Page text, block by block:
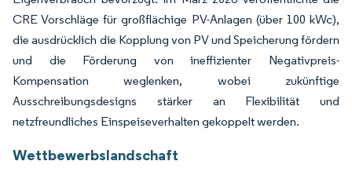
CRE Vorschläge für großflächige PV-Anlagen (über 100 kWc),
die ausdrücklich die Kopplung von PV und Speicherung fördern
und die Förderung von ineffizienter Negativpreis-
Kompensation weglenken, wobei zukünftige
Ausschreibungsdesigns stärker an Flexibilität und
netzfreundliches Einspeiseverhalten gekoppelt werden.
Wettbewerbslandschaft